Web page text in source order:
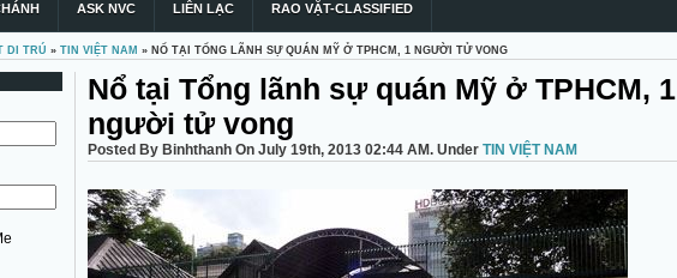
ASK NVC LIÊN LẠC RAO VẶT-CLASSIFIED
DI TRÚ » TIN VIỆT NAM » NỔ TẠI TỔNG LÃNH SỰ QUÁN MỸ Ở TPHCM, 1 NGƯỜI TỬ VONG
Nổ tại Tổng lãnh sự quán Mỹ ở TPHCM, 1
người tử vong
Posted By Binhthanh On July 19th, 2013 02:44 AM. Under TIN VIỆT NAM